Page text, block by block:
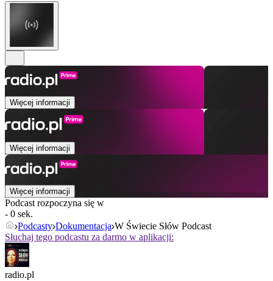
Więcej informacji
Więcej informacji
Więcej informacji
Podcast rozpoczyna się w
- 0 sek.
Podcasty Dokumentacja W Świecie Słów Podcast
Słuchaj tego podcastu za darmo w aplikacji:
radio.pl